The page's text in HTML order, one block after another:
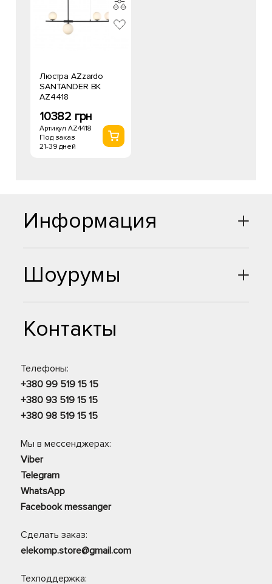
Люстра AZzardo
SANTANDER BK
AZ4418
10382 грн
Артикул AZ4418
Под заказ
21-39 дней
Шоурумы
Контакты
Телефоны:
+380 99 519 15 15
+380 93 519 15 15
+380 98 519 15 15
Мы в мессенджерах:
Viber
Telegram
WhatsApp
Facebook messanger
Сделать заказ:
elekomp.store@gmail.com
Техподдержка:
Информация